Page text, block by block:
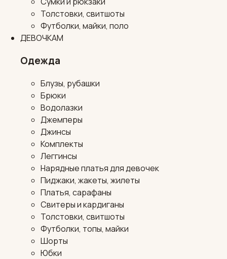
Толстовки, свитшоты
Футболки, майки, поло
ДЕВОЧКАМ
Одежда
Блузы, рубашки
Брюки
Водолазки
Джемперы
Джинсы
Комплекты
Леггинсы
Нарядные платья для девочек
Пиджаки, жакеты, жилеты
Платья, сарафаны
Свитеры и кардиганы
Толстовки, свитшоты
Футболки, топы, майки
Шорты
Юбки